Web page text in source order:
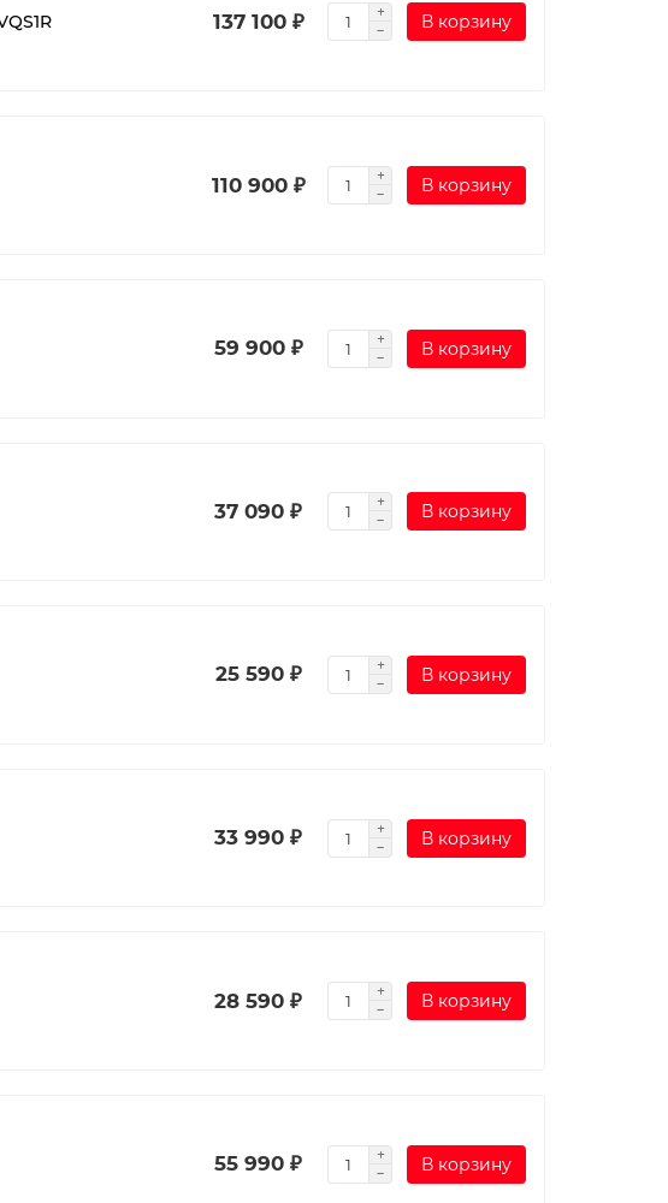
137 100 ₽ В корзину
110 900 ₽ В корзину
59 900 ₽ В корзину
37 090 ₽ В корзину
25 590 ₽ В корзину
33 990 ₽ В корзину
28 590 ₽ В корзину
55 990 ₽ В корзину